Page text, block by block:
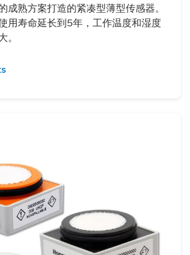
成熟方案打造的紧凑型薄型传感器。
用寿命延长到5年，工作温度和湿度
。